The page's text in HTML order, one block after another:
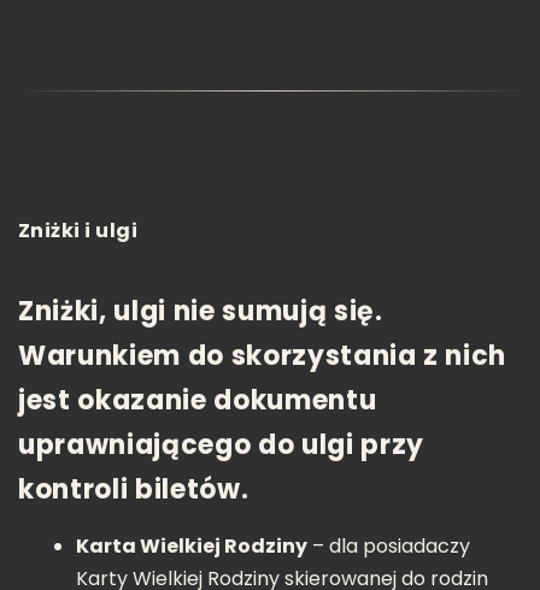
Zniżki i ulgi
Zniżki, ulgi nie sumują się.
Warunkiem do skorzystania z nich
jest okazanie dokumentu
uprawniającego do ulgi przy
kontroli biletów.
Karta Wielkiej Rodziny – dla posiadaczy
Karty Wielkiej Rodziny skierowanej do rodzin